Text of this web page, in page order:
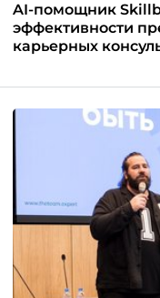
AI-помощник
эффективности
карьерных